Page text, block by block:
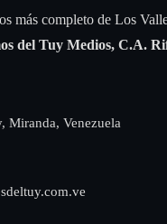
más completo de Los
del Tuy Medios, C.A.
Miranda, Venezuela